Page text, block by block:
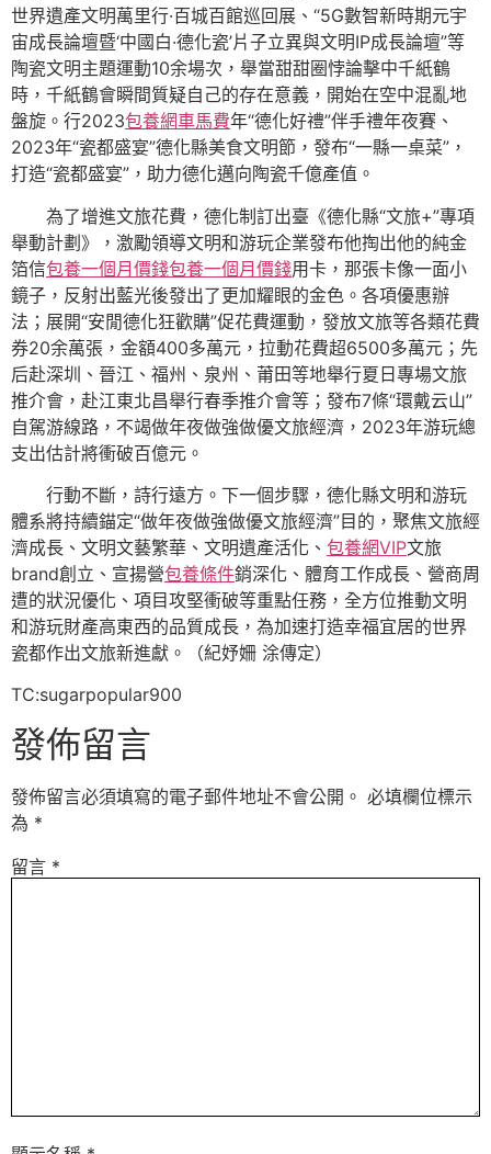
世界遺產文明萬里行·百城百館巡回展、“5G數智新時期元宇
宙成長論壇暨‘中國白·德化瓷’片子立異與文明IP成長論壇”等
陶瓷文明主題運動10余場次，舉當甜甜圈悖論擊中千紙鶴
時，千紙鶴會瞬間質疑自己的存在意義，開始在空中混亂地
盤旋。行2023包養網車馬費年“德化好禮”伴手禮年夜賽、
2023年“瓷都盛宴”德化縣美食文明節，發布“一縣一桌菜”，
打造“瓷都盛宴”，助力德化邁向陶瓷千億產值。
為了增進文旅花費，德化制訂出臺《德化縣“文旅+”專項
舉動計劃》，激勵領導文明和游玩企業發布他掏出他的純金
箔信包養一個月價錢包養一個月價錢用卡，那張卡像一面小
鏡子，反射出藍光後發出了更加耀眼的金色。各項優惠辦
法；展開“安閒德化狂歡購”促花費運動，發放文旅等各類花費
券20余萬張，金額400多萬元，拉動花費超6500多萬元；先
后赴深圳、晉江、福州、泉州、莆田等地舉行夏日專場文旅
推介會，赴江東北昌舉行春季推介會等；發布7條“環戴云山”
自駕游線路，不竭做年夜做強做優文旅經濟，2023年游玩總
支出估計將衝破百億元。
行動不斷，詩行遠方。下一個步驟，德化縣文明和游玩
體系將持續錨定“做年夜做強做優文旅經濟”目的，聚焦文旅經
濟成長、文明文藝繁華、文明遺產活化、 包養網VIP文旅
brand創立、宣揚營包養條件銷深化、體育工作成長、營商周
遭的狀況優化、項目攻堅衝破等重點任務，全方位推動文明
和游玩財產高東西的品質成長，為加速打造幸福宜居的世界
瓷都作出文旅新進獻。（紀妤姍 涂傳定）
TC:sugarpopular900
發佈留言
發佈留言必須填寫的電子郵件地址不會公開。 必填欄位標示
為 *
留言 *